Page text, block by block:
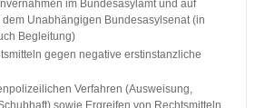
im Bundesasylamt und auf
Unabhängigen Bundesasylsenat (in
Begleitung)
gegen negative erstinstanzliche
Verfahren (Ausweisung,
sowie Ergreifen von Rechtsmitteln